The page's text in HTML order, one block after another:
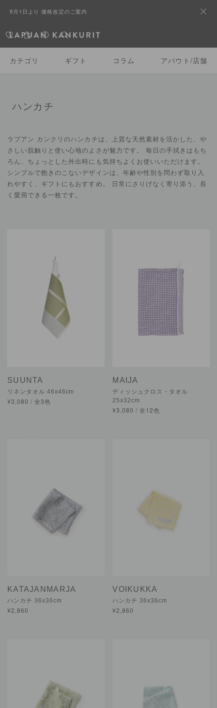
9月1日より 価格改定のご案内
カテゴリ ギフト コラム アバウト/店舗
ハンカチ
ラプアン カンクリのハンカチは、上質な天然素材を活かした、や
さしい肌触りと使い心地のよさが魅力です。 毎日の手拭きはもち
ろん、ちょっとした外出時にも気持ちよくお使いいただけます。
シンプルで飽きのこないデザインは、年齢や性別を問わず取り入
れやすく、ギフトにもおすすめ。 日常にさりげなく寄り添う、長
く愛用できる一枚です。
SUUNTA
リネンタオル 46x46cm
¥3,080 / 全3色
MAIJA
ディッシュクロス・タオル
25x32cm
¥3,080 / 全12色
KATAJANMARJA
ハンカチ 36x36cm
¥2,860
VOIKUKKA
ハンカチ 36x36cm
¥2,860